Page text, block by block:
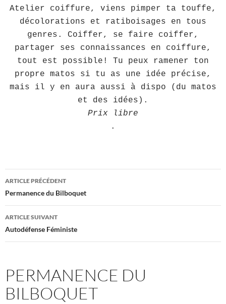
Atelier coiffure, viens pimper ta touffe,
décolorations et ratiboisages en tous
genres. Coiffer, se faire coiffer,
partager ses connaissances en coiffure,
tout est possible! Tu peux ramener ton
propre matos si tu as une idée précise,
mais il y en aura aussi à dispo (du matos
et des idées).
Prix libre
.
Navigation
des
articles
ARTICLE PRÉCÉDENT
Permanence du Bilboquet
ARTICLE SUIVANT
Autodéfense Féministe
PERMANENCE DU
BILBOQUET